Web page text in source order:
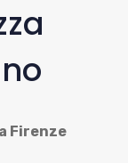
Firenze